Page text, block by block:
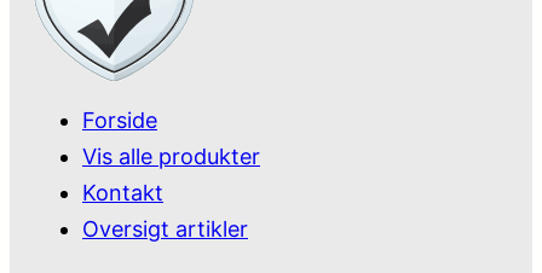
Forside
Vis alle produkter
Kontakt
Oversigt artikler